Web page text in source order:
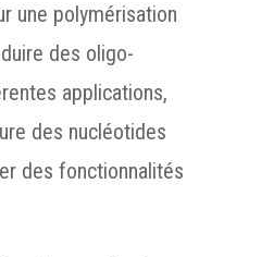
une polymérisation
des oligo-
applications,
des nucléotides
des fonctionnalités